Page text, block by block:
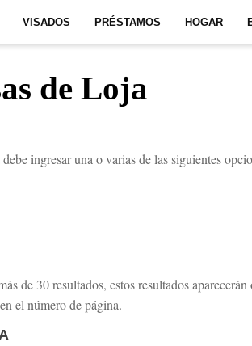
VISADOS PRÉSTAMOS HOGAR
de Loja
ingresar una o varias de las siguientes
de 30 resultados, estos resultados
el número de página.